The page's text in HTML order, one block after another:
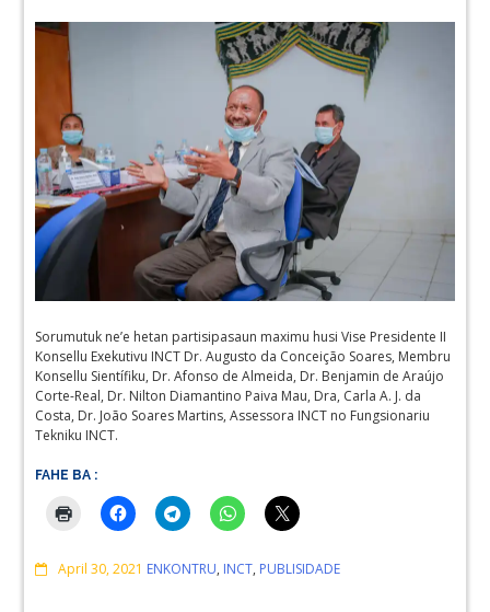
Sorumutuk ne’e hetan partisipasaun maximu husi Vise Presidente II
Konsellu Exekutivu INCT Dr. Augusto da Conceição Soares, Membru
Konsellu Sientífiku, Dr. Afonso de Almeida, Dr. Benjamin de Araújo
Corte-Real, Dr. Nilton Diamantino Paiva Mau, Dra, Carla A. J. da
Costa, Dr. João Soares Martins, Assessora INCT no Fungsionariu
Tekniku INCT.
FAHE BA :
April 30, 2021 Comments
ENKONTRU, INCT, PUBLISIDADE